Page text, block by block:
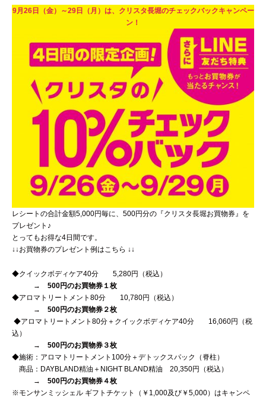
9月26日（金）～29日（月）は、クリスタ長堀のチェックバックキャンペー
ン！
レシートの合計金額5,000円毎に、500円分の『クリスタ長堀お買物券』を
プレゼント♪
とってもお得な4日間です。
↓↓お買物券のプレゼント例はこちら ↓↓
◆クイックボディケア40分 5,280円（税込）
→ 500円のお買物券１枚
◆アロマトリートメント80分 10,780円（税込）
→ 500円のお買物券２枚
◆アロマトリートメント80分＋クイックボディケア40分 16,060円（税
込）
→ 500円のお買物券３枚
◆施術：アロマトリートメント100分＋デトックスパック（脊柱）
商品：DAYBLAND精油＋NIGHT BLAND精油 20,350円（税込）
→ 500円のお買物券４枚
※モンサンミッシェル ギフトチケット（￥1,000及び￥5,000）はキャンペ